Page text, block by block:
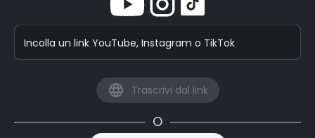
Incolla un link YouTube, Instagram o TikTok
Trascrivi dal link
O